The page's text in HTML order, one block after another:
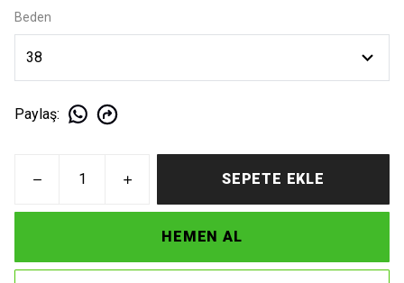
Beden
Paylaş:
SEPETE EKLE
HEMEN AL